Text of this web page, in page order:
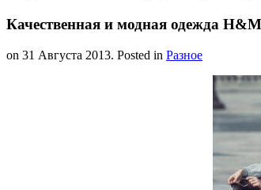
Качественная и модная одежда
on 31 Августа 2013. Posted in Разное